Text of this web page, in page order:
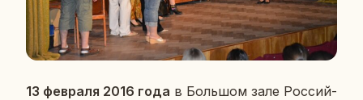
13 фев­ра­ля 2016 года в Боль­шом зале Рос­сий­